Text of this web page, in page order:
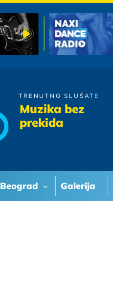
Beograd Galerija
TRENUTNO SLUŠATE
Muzika bez
prekida
Gibonni